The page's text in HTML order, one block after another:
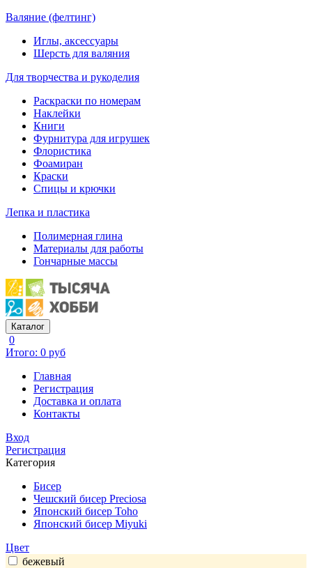
Валяние (фелтинг)
Иглы, аксессуары
Шерсть для валяния
Для творчества и рукоделия
Раскраски по номерам
Наклейки
Книги
Фурнитура для игрушек
Флористика
Фоамиран
Краски
Спицы и крючки
Лепка и пластика
Полимерная глина
Материалы для работы
Гончарные массы
Каталог
0
Итого: 0 руб
Главная
Регистрация
Доставка и оплата
Контакты
Вход
Регистрация
Категория
Бисер
Чешский бисер Preciosa
Японский бисер Toho
Японский бисер Miyuki
Цвет
бежевый